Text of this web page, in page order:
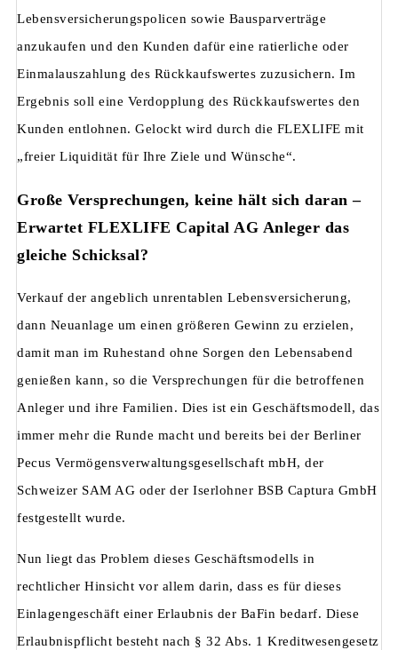
Lebensversicherungspolicen sowie Bausparverträge
anzukaufen und den Kunden dafür eine ratierliche oder
Einmalauszahlung des Rückkaufswertes zuzusichern. Im
Ergebnis soll eine Verdopplung des Rückkaufswertes den
Kunden entlohnen. Gelockt wird durch die FLEXLIFE mit
„freier Liquidität für Ihre Ziele und Wünsche“.
Große Versprechungen, keine hält sich daran –
Erwartet FLEXLIFE Capital AG Anleger das
gleiche Schicksal?
Verkauf der angeblich unrentablen Lebensversicherung,
dann Neuanlage um einen größeren Gewinn zu erzielen,
damit man im Ruhestand ohne Sorgen den Lebensabend
genießen kann, so die Versprechungen für die betroffenen
Anleger und ihre Familien. Dies ist ein Geschäftsmodell, das
immer mehr die Runde macht und bereits bei der Berliner
Pecus Vermögensverwaltungsgesellschaft mbH, der
Schweizer SAM AG oder der Iserlohner BSB Captura GmbH
festgestellt wurde.
Nun liegt das Problem dieses Geschäftsmodells in
rechtlicher Hinsicht vor allem darin, dass es für dieses
Einlagengeschäft einer Erlaubnis der BaFin bedarf. Diese
Erlaubnispflicht besteht nach § 32 Abs. 1 Kreditwesengesetz